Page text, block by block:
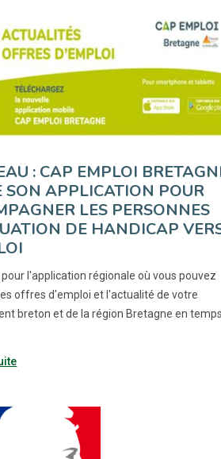
: CAP EMPLOI
SON APPLICATION POUR
LES PERSONNES
DE HANDICAP
l'application régionale où vous pouvez
offres d'emploi et l'actualité de votre
breton et de la région Bretagne en temps